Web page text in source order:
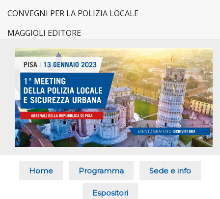
CONVEGNI PER LA POLIZIA LOCALE
MAGGIOLI EDITORE
Home Programma Sede e info
Espositori